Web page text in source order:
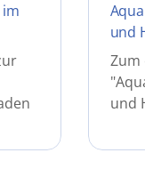
und
und